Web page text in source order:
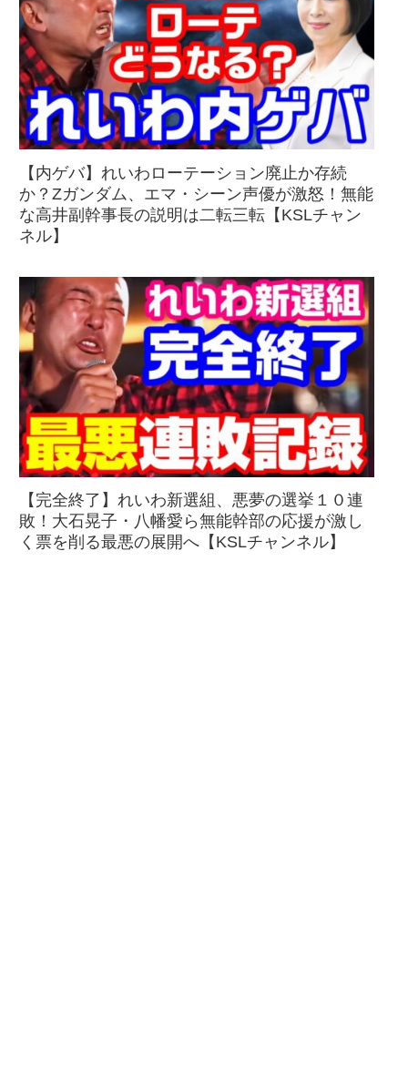
【内ゲバ】れいわローテーション廃止か存続
か？Zガンダム、エマ・シーン声優が激怒！無能
な高井副幹事長の説明は二転三転【KSLチャン
ネル】
【完全終了】れいわ新選組、悪夢の選挙１０連
敗！大石晃子・八幡愛ら無能幹部の応援が激し
く票を削る最悪の展開へ【KSLチャンネル】